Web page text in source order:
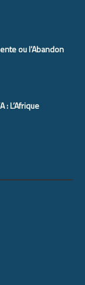
ou l’Abandon
: L’Afrique